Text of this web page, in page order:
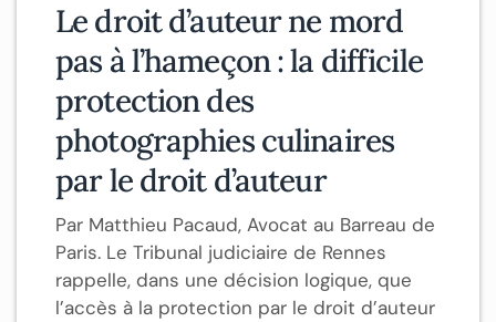
Le droit d’auteur ne mord
pas à l’hameçon : la difficile
protection des
photographies culinaires
par le droit d’auteur
Par Matthieu Pacaud, Avocat au Barreau de
Paris. Le Tribunal judiciaire de Rennes
rappelle, dans une décision logique, que
l’accès à la protection par le droit d’auteur